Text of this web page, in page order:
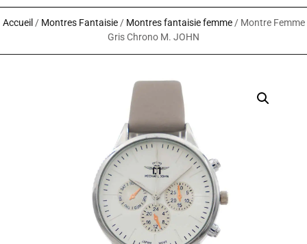
Accueil / Montres Fantaisie/ Montres fantaisie femme/ Montre Femme
Gris Chrono M. JOHN